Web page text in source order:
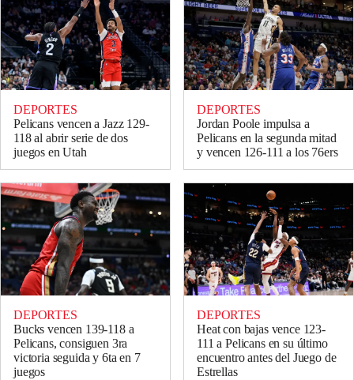
DEPORTES
Pelicans vencen a Jazz 129-
118 al abrir serie de dos
juegos en Utah
DEPORTES
Jordan Poole impulsa a
Pelicans en la segunda mitad
y vencen 126-111 a los 76ers
DEPORTES
Bucks vencen 139-118 a
Pelicans, consiguen 3ra
victoria seguida y 6ta en 7
juegos
DEPORTES
Heat con bajas vence 123-
111 a Pelicans en su último
encuentro antes del Juego de
Estrellas